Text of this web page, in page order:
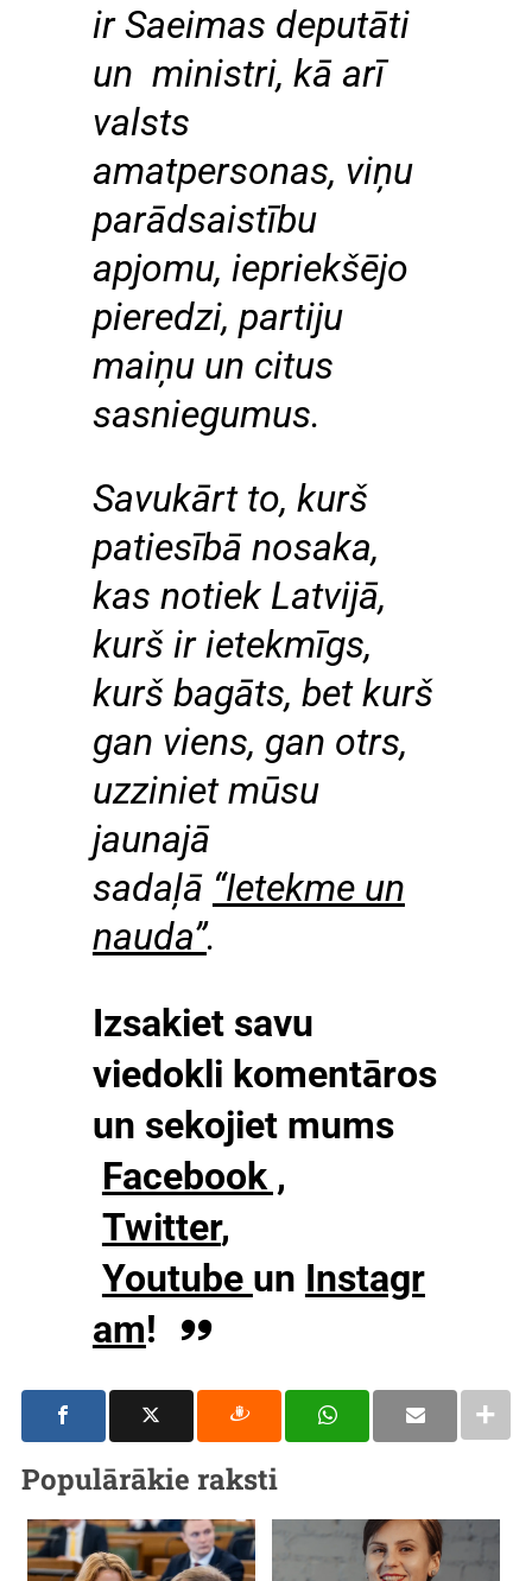
ir Saeimas deputāti
un ministri, kā arī
valsts
amatpersonas, viņu
parādsaistību
apjomu, iepriekšējo
pieredzi, partiju
maiņu un citus
sasniegumus.
Savukārt to, kurš
patiesībā nosaka,
kas notiek Latvijā,
kurš ir ietekmīgs,
kurš bagāts, bet kurš
gan viens, gan otrs,
uzziniet mūsu
jaunajā
sadaļā “Ietekme un
nauda”.
Izsakiet savu
viedokli komentāros
un sekojiet mums
Facebook ,
Twitter,
Youtube un Instagr
am!
Populārākie raksti